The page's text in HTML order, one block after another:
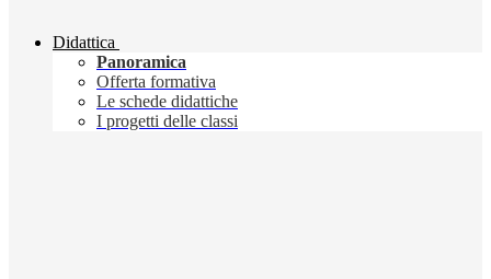
Didattica
Panoramica
Offerta formativa
Le schede didattiche
I progetti delle classi